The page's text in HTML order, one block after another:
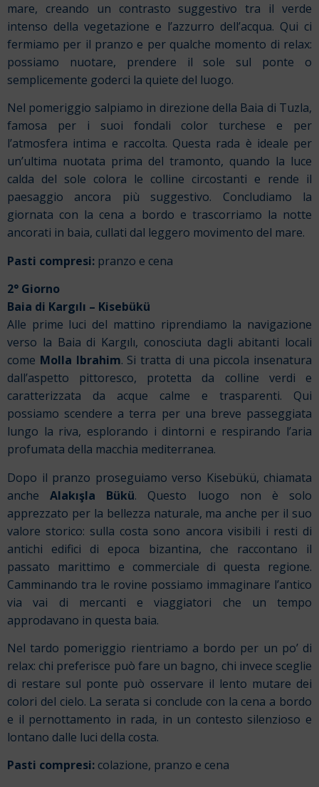
mare, creando un contrasto suggestivo tra il verde
intenso della vegetazione e l’azzurro dell’acqua. Qui ci
fermiamo per il pranzo e per qualche momento di relax:
possiamo nuotare, prendere il sole sul ponte o
semplicemente goderci la quiete del luogo.
Nel pomeriggio salpiamo in direzione della Baia di Tuzla,
famosa per i suoi fondali color turchese e per
l’atmosfera intima e raccolta. Questa rada è ideale per
un’ultima nuotata prima del tramonto, quando la luce
calda del sole colora le colline circostanti e rende il
paesaggio ancora più suggestivo. Concludiamo la
giornata con la cena a bordo e trascorriamo la notte
ancorati in baia, cullati dal leggero movimento del mare.
Pasti compresi: pranzo e cena
2° Giorno
Baia di Kargılı – Kisebükü
Alle prime luci del mattino riprendiamo la navigazione
verso la Baia di Kargılı, conosciuta dagli abitanti locali
come Molla Ibrahim. Si tratta di una piccola insenatura
dall’aspetto pittoresco, protetta da colline verdi e
caratterizzata da acque calme e trasparenti. Qui
possiamo scendere a terra per una breve passeggiata
lungo la riva, esplorando i dintorni e respirando l’aria
profumata della macchia mediterranea.
Dopo il pranzo proseguiamo verso Kisebükü, chiamata
ancheAlakışla Bükü. Questo luogo non è solo
apprezzato per la bellezza naturale, ma anche per il suo
valore storico: sulla costa sono ancora visibili i resti di
antichi edifici di epoca bizantina, che raccontano il
passato marittimo e commerciale di questa regione.
Camminando tra le rovine possiamo immaginare l’antico
via vai di mercanti e viaggiatori che un tempo
approdavano in questa baia.
Nel tardo pomeriggio rientriamo a bordo per un po’ di
relax: chi preferisce può fare un bagno, chi invece sceglie
di restare sul ponte può osservare il lento mutare dei
colori del cielo. La serata si conclude con la cena a bordo
e il pernottamento in rada, in un contesto silenzioso e
lontano dalle luci della costa.
Pasti compresi: colazione, pranzo e cena